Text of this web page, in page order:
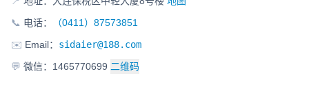
📞 电话：
（0411）87573851
✉️ Email： sidaier@188.com
💬 微信：1465770699 二维码